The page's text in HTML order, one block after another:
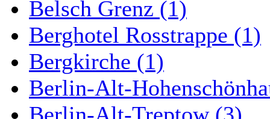
Belsch Grenz (1)
Berghotel Rosstrappe (1)
Bergkirche (1)
Berlin-Alt-